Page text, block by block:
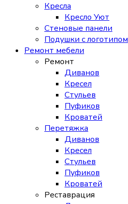
Кресла
Кресло Уют
Стеновые панели
Подушки с логотипом
Ремонт мебели
Ремонт
Диванов
Кресел
Стульев
Пуфиков
Кроватей
Перетяжка
Диванов
Кресел
Стульев
Пуфиков
Кроватей
Реставрация